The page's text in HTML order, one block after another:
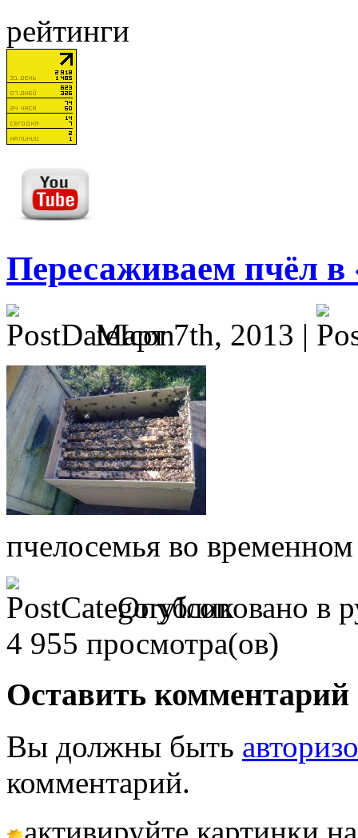
рейтинги
Пересаживаем пчёл в
Март 7th, 2013 |
пчелосемья во
Опубликовано в
4 955 просмотра(ов)
Оставить комментарий
Вы должны быть
комментарий.